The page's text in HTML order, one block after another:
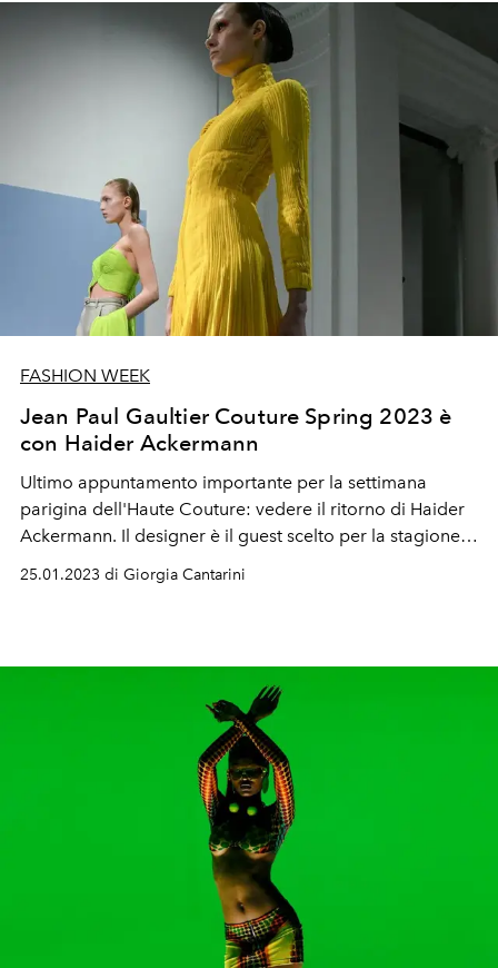
FASHION WEEK
Jean Paul Gaultier Couture Spring 2023 è
con Haider Ackermann
Ultimo appuntamento importante per la settimana
parigina dell'Haute Couture: vedere il ritorno di Haider
Ackermann. Il designer è il guest scelto per la stagione
Spring 2023 e in prima fila, oltre a Jean Paul in persona,
c'erano Timothée Chalamet, Catherine Catherine
25.01.2023 di Giorgia Cantarini